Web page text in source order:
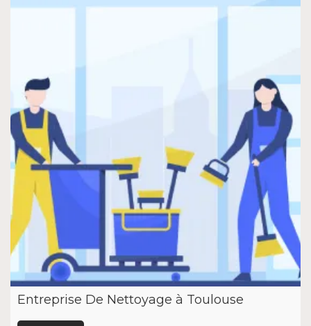
Entreprise De Nettoyage à Toulouse